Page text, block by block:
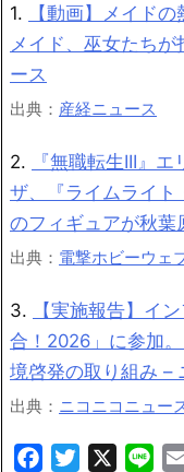
1.
【動画】メイド
メイド、巫女たち
ース
出典： 産経ニュース
2.
『無職転生III』
ザ、『ライムライト
のフィギュアが秋葉
出典： 電撃ホビーウェ
3.
【実施報告】イ
合！2026」に参加
境啓発の取り組み –
出典： ニコニコニュー
FacebookTwitter